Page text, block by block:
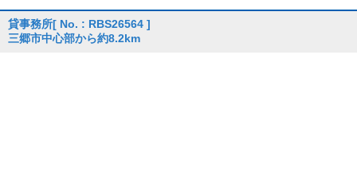
貸事務所[ No. : RBS26564 ]
三郷市中心部から約8.2km